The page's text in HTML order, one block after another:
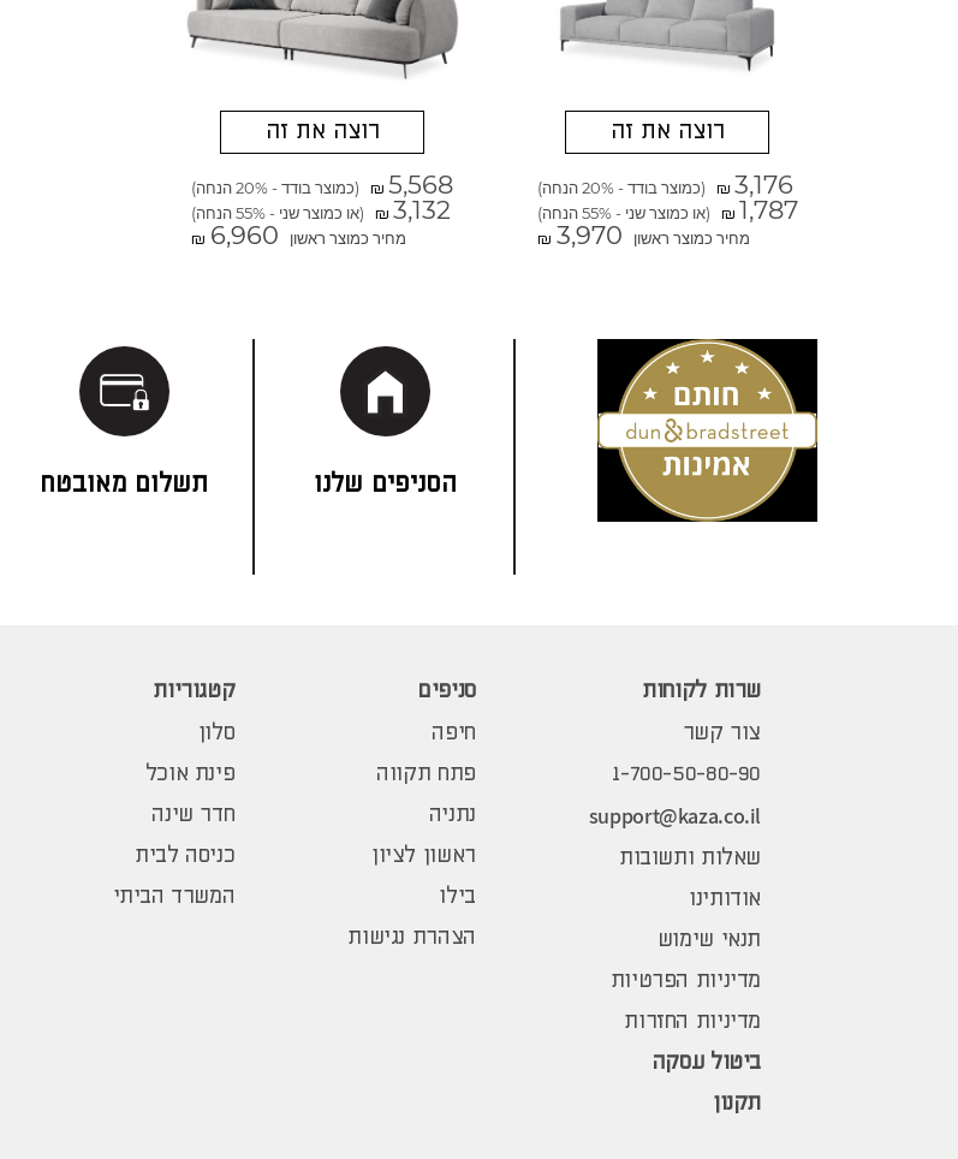
רוצה את זה
₪ 3,176 (כמוצר בודד - 20% הנחה)
₪ 1,787
(או כמוצר שני - 55% הנחה)
מחיר כמוצר ראשון
₪ 3,970
רוצה את זה
₪ 5,568 (כמוצר בודד - 20% הנחה)
₪ 3,132
(או כמוצר שני - 55% הנחה)
מחיר כמוצר ראשון
₪ 6,960
הסניפים שלנו תשלום מאובטח
שרות לקוחות
צור קשר
1-700-50-80-90
support@kaza.co.il
שאלות ותשובות
אודותינו
תנאי שימוש
מדיניות הפרטיות
מדיניות החזרות
ביטול עסקה
תקנון
סניפים
חיפה
פתח תקווה
נתניה
ראשון לציון
בילו
הצהרת נגישות
קטגוריות
סלון
פינת אוכל
חדר שינה
כניסה לבית
המשרד הביתי